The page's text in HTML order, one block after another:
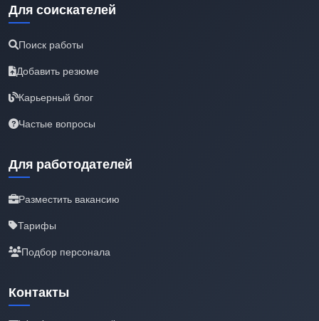
Для соискателей
Поиск работы
Добавить резюме
Карьерный блог
Частые вопросы
Для работодателей
Разместить вакансию
Тарифы
Подбор персонала
Контакты